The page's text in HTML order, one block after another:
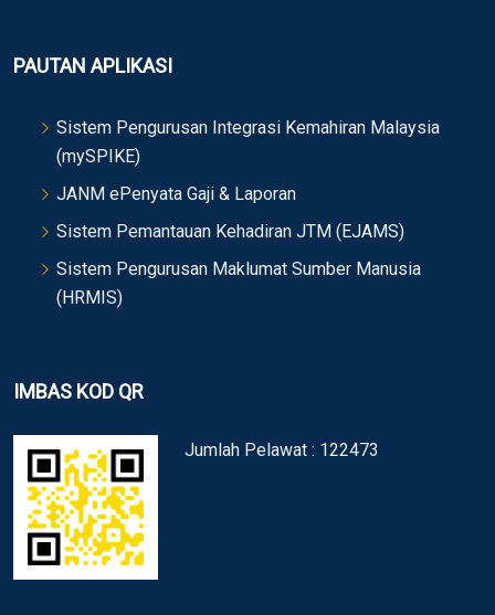
PAUTAN APLIKASI
Sistem Pengurusan Integrasi Kemahiran Malaysia
(mySPIKE)
JANM ePenyata Gaji & Laporan
Sistem Pemantauan Kehadiran JTM (EJAMS)
Sistem Pengurusan Maklumat Sumber Manusia
(HRMIS)
IMBAS KOD QR
Jumlah Pelawat : 122473